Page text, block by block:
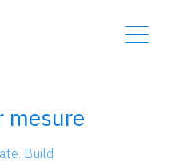
mesure
Build